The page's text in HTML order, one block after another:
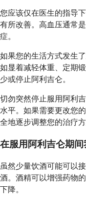
您应该仅在医生的指导
有所改善。高血压通常
症。
如果您的生活方式发生
如显着减轻体重、定期
少或停止阿利吉仑。
切勿突然停止服用阿利
水平。如果需要更改您
全地逐步调整您的治疗方
在服用阿利吉仑期间
虽然少量饮酒可能可以
酒。酒精可以增强药物
下降。